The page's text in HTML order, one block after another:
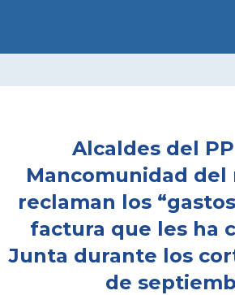
Alcaldes del
Mancomunidad del
reclaman los
factura que les ha
Junta durante los
de